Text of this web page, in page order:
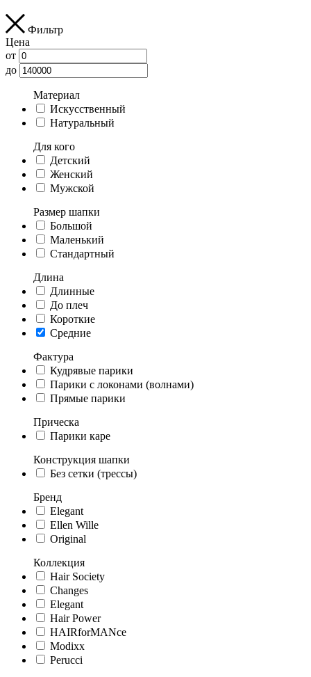
Фильтр
Цена
от
до
Материал
Искусственный
Натуральный
Для кого
Детский
Женский
Мужской
Размер шапки
Большой
Маленький
Стандартный
Длина
Длинные
До плеч
Короткие
Средние
Фактура
Кудрявые парики
Парики с локонами (волнами)
Прямые парики
Прическа
Парики каре
Конструкция шапки
Без сетки (трессы)
Бренд
Elegant
Ellen Wille
Original
Коллекция
Hair Society
Changes
Elegant
Hair Power
HAIRforMANce
Modixx
Perucci